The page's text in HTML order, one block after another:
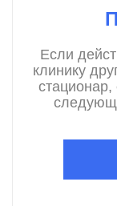
Если
клинику
стационар,